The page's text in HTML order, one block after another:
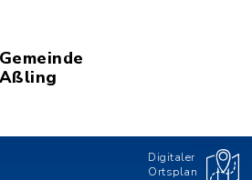
Gemeinde
Aßling
Digitaler
Ortsplan